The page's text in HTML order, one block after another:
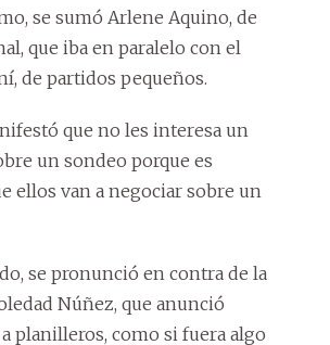
se sumó Arlene Aquino, de
que iba en paralelo con el
de partidos pequeños.
que no les interesa un
un sondeo porque es
ellos van a negociar sobre un
se pronunció en contra de la
Núñez, que anunció
planilleros, como si fuera algo